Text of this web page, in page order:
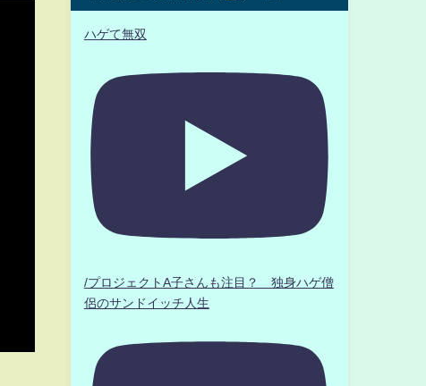
ハゲて無双
/プロジェクトA子さんも注目？ 独身ハゲ僧
侶のサンドイッチ人生